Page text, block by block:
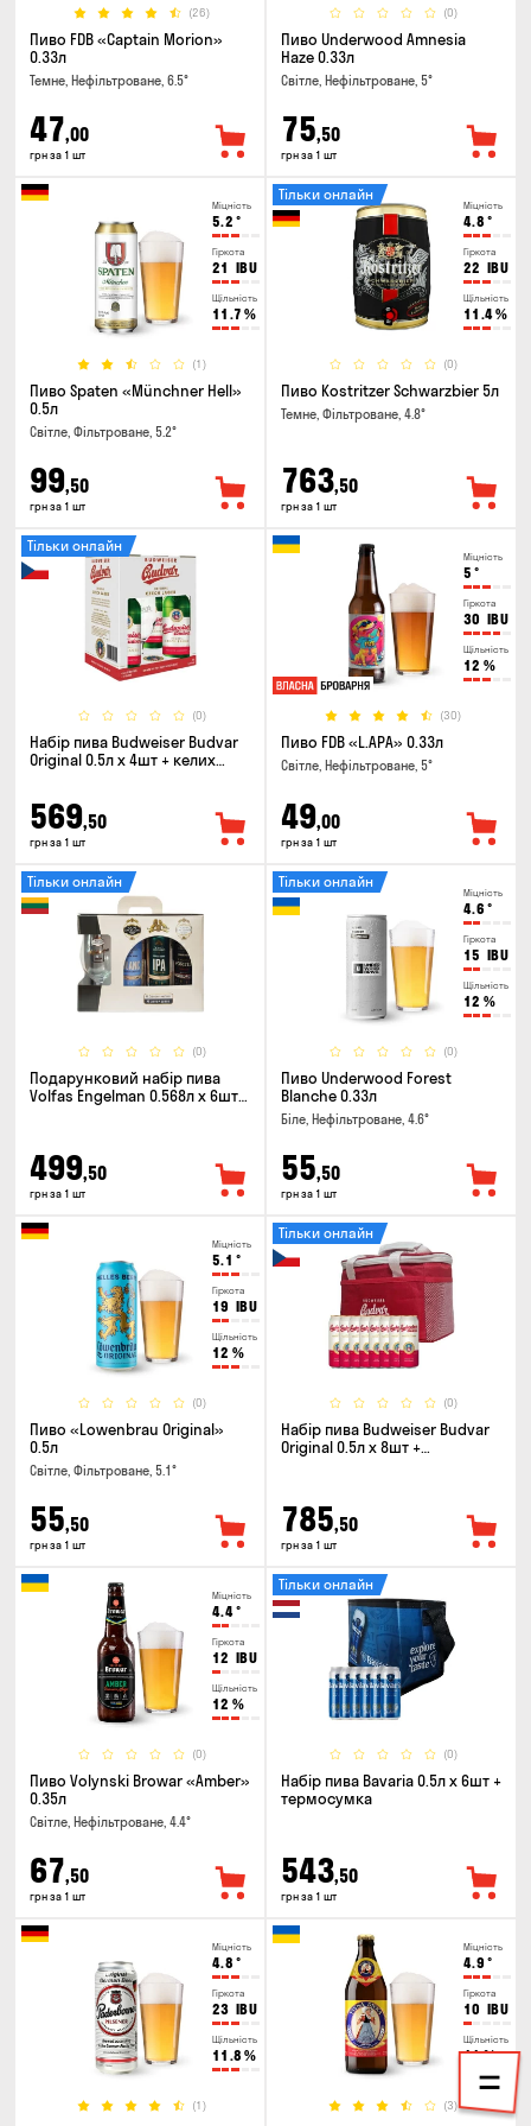
(26)
Пиво FDB «Captain Morion»
0.33л
Темне, Нефільтроване, 6.5°
47,00
грн за 1 шт
(0)
Пиво Underwood Amnesia
Haze 0.33л
Світле, Нефільтроване, 5°
75,50
грн за 1 шт
Міцність
5.2 °
Гіркота
21 IBU
Щільність
11.7 %
(1)
Пиво Spaten «Münchner Hell»
0.5л
Світле, Фільтроване, 5.2°
99,50
грн за 1 шт
Міцність
4.8 °
Гіркота
22 IBU
Щільність
11.4%
(0)
Тільки онлайн
Пиво Kostritzer Schwarzbier 5л
Темне, Фільтроване, 4.8°
763,50
грн за 1 шт
(0)
Тільки онлайн
Набір пива Budweiser Budvar
Original 0.5л х 4шт + келих
569,50
грн за 1 шт
Міцність
5 °
Гіркота
30 IBU
Щільність
12 %
(30)
Пиво FDB «L.APA» 0.33л
Світле, Нефільтроване, 5°
49,00
грн за 1 шт
(0)
Тільки онлайн
Подарунковий набір пива
Volfas Engelman 0.568л x 6шт +
499,50
грн за 1 шт
Міцність
4.6 °
Гіркота
15 IBU
Щільність
12 %
(0)
Тільки онлайн
Пиво Underwood Forest
Blanche 0.33л
Біле, Нефільтроване, 4.6°
55,50
грн за 1 шт
Міцність
5.1 °
Гіркота
19 IBU
Щільність
12 %
(0)
Пиво «Lowenbrau Original»
0.5л
Світле, Фільтроване, 5.1°
55,50
грн за 1 шт
(0)
Тільки онлайн
Набір пива Budweiser Budvar
Original 0.5л х 8шт +
785,50
грн за 1 шт
Міцність
4.4°
Гіркота
12 IBU
Щільність
12 %
(0)
Пиво Volynski Browar «Amber»
0.35л
Світле, Нефільтроване, 4.4°
67,50
грн за 1 шт
(0)
Тільки онлайн
Набір пива Bavaria 0.5л х 6шт +
термосумка
543,50
грн за 1 шт
Міцність
4.8 °
Гіркота
23 IBU
Щільність
11.8 %
(1)
Міцність
4.9 °
Гіркота
10 IBU
Щільність
11%
(3)